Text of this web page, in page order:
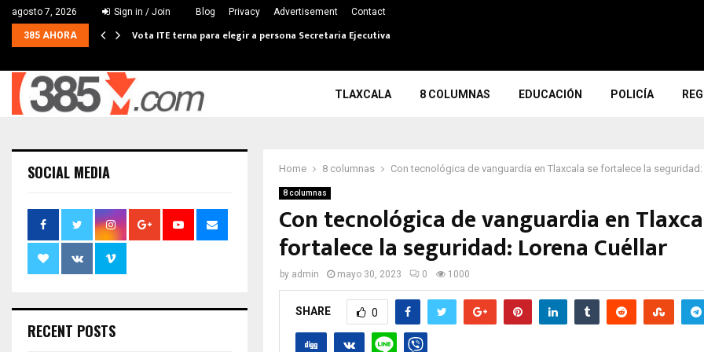
agosto 7, 2026 Sign in / Join Blog Privacy Advertisement Contact
385 AHORA Vota ITE terna para elegir a persona Secretaria Ejecutiva
TLAXCALA 8 COLUMNAS EDUCACIÓN POLICÍA
Home 8 columnas Con tecnológica de vanguardia en Tlaxcala se fortalece la seguridad:
8 columnas
Con tecnológica de vanguardia en
fortalece la seguridad: Lorena Cuéllar
by admin mayo 30, 2023 0 1000
SHARE 0
SOCIAL MEDIA
RECENT POSTS